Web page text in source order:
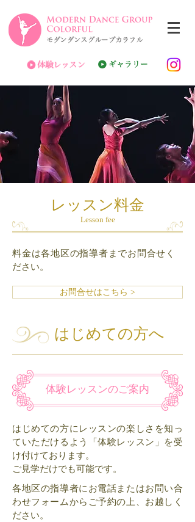
レッスン料金
Lesson fee
料金は各地区の指導者までお問合せく
ださい。
お問合せはこちら >
はじめての方へ
体験レッスンのご案内
はじめての方にレッスンの楽しさを知っ
ていただけるよう「体験レッスン」を受
け付けております。
ご見学だけでも可能です。
各地区の指導者にお電話またはお問い合
わせフォームからご予約の上、お越しく
ださい。